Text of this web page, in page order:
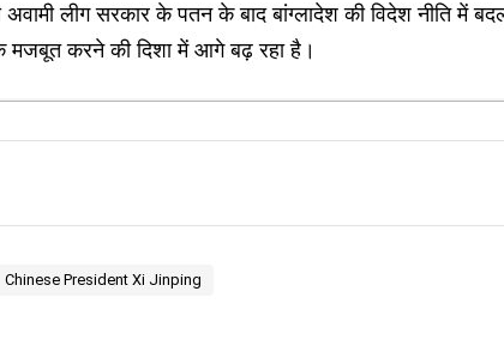
लीग सरकार के पतन के बाद बांग्लादेश की विदेश नीति में
करने की दिशा में आगे बढ़ रहा है।
Chinese President Xi Jinping